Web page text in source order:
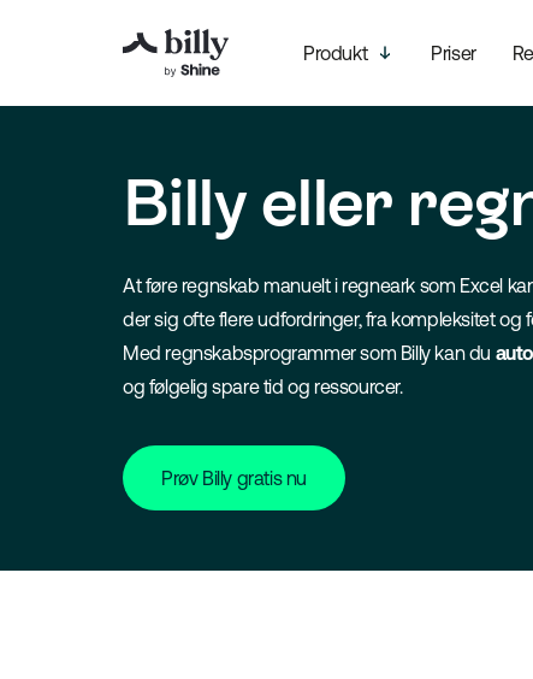
Produkt Priser
Billy eller
At føre regnskab manuelt i regneark som Excel
der sig ofte flere udfordringer, fra kompleksitet og
Med regnskabsprogrammer som Billy kan du
og følgelig spare tid og ressourcer.
Prøv Billy gratis nu